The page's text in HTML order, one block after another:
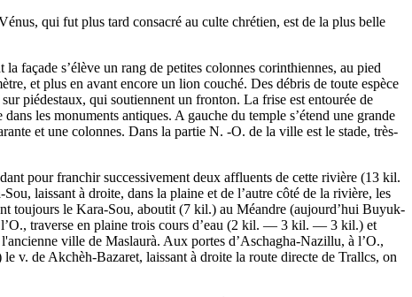
qui fut plus tard consacré au culte chrétien, est de la plus belle
façade s’élève un rang de petites colonnes corinthiennes, au pied
et plus en avant encore un lion couché. Des débris de toute espèce
piédestaux, qui soutiennent un fronton. La frise est entourée de
les monuments antiques. A gauche du temple s’étend une grande
et une colonnes. Dans la partie N. -O. de la ville est le stade, très-
pour franchir successivement deux affluents de cette rivière (13 kil.
laissant à droite, dans la plaine et de l’autre côté de la rivière, les
toujours le Kara-Sou, aboutit (7 kil.) au Méandre (aujourd’hui Buyuk-
traverse en plaine trois cours d’eau (2 kil. — 3 kil. — 3 kil.) et
ville de Maslaurà. Aux portes d’Aschagha-Nazillu, à l’O.,
v. de Akchèh-Bazaret, laissant à droite la route directe de Trallcs, on